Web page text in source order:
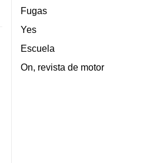
Fugas
Yes
Escuela
On, revista de motor